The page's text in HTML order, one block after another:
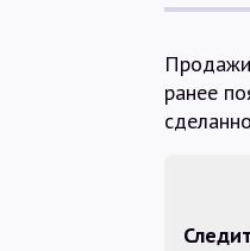
ранее